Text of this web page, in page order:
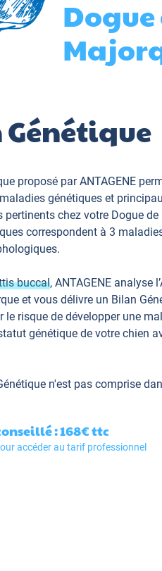
Dogue
proposé par ANTAGENE
génétiques et
pertinents chez votre Dogue
correspondent à 3
buccal, ANTAGENE analyse
et vous délivre un Bilan
le risque de développer une
génétique de votre chien
n'est pas comprise
: 168€ttc
accéder au tarif professionnel